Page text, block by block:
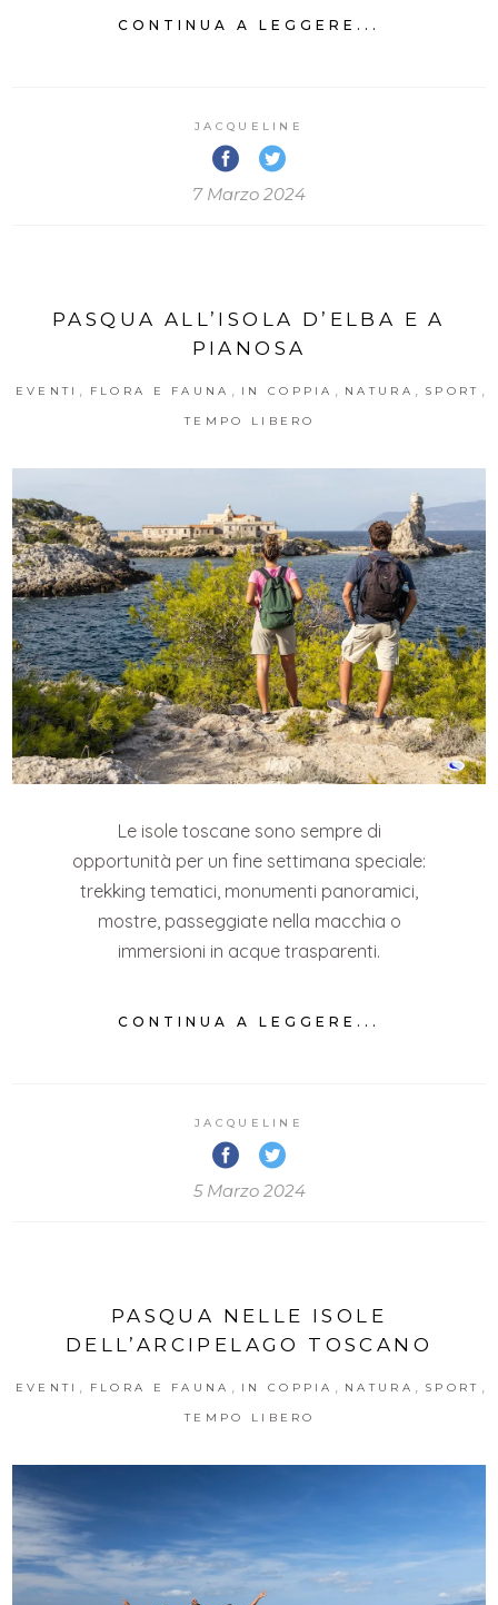
CONTINUA A LEGGERE...
JACQUELINE
7 Marzo 2024
PASQUA ALL’ISOLA D’ELBA E A
PIANOSA
EVENTI FLORA E FAUNA IN COPPIA NATURA SPORT
TEMPO LIBERO
Le isole toscane sono sempre di
opportunità per un fine settimana speciale:
trekking tematici, monumenti panoramici,
mostre, passeggiate nella macchia o
immersioni in acque trasparenti.
CONTINUA A LEGGERE...
JACQUELINE
5 Marzo 2024
PASQUA NELLE ISOLE
DELL’ARCIPELAGO TOSCANO
EVENTI FLORA E FAUNA IN COPPIA NATURA SPORT
TEMPO LIBERO